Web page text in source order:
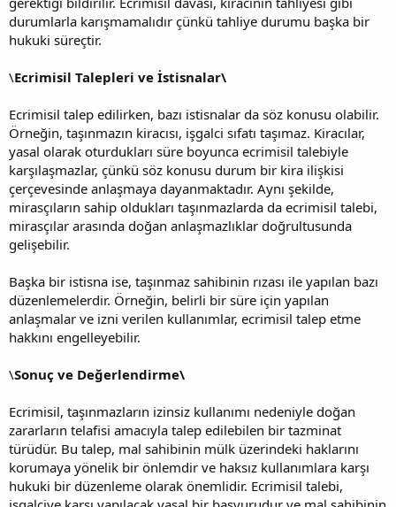
durumlarla karışmamalıdır çünkü tahliye durumu başka bir
hukuki süreçtir.
\Ecrimisil Talepleri ve İstisnalar\
Ecrimisil talep edilirken, bazı istisnalar da söz konusu olabilir.
Örneğin, taşınmazın kiracısı, işgalci sıfatı taşımaz. Kiracılar,
yasal olarak oturdukları süre boyunca ecrimisil talebiyle
karşılaşmazlar, çünkü söz konusu durum bir kira ilişkisi
çerçevesinde anlaşmaya dayanmaktadır. Aynı şekilde,
mirasçıların sahip oldukları taşınmazlarda da ecrimisil talebi,
mirasçılar arasında doğan anlaşmazlıklar doğrultusunda
gelişebilir.
Başka bir istisna ise, taşınmaz sahibinin rızası ile yapılan bazı
düzenlemelerdir. Örneğin, belirli bir süre için yapılan
anlaşmalar ve izni verilen kullanımlar, ecrimisil talep etme
hakkını engelleyebilir.
\Sonuç ve Değerlendirme\
Ecrimisil, taşınmazların izinsiz kullanımı nedeniyle doğan
zararların telafisi amacıyla talep edilebilen bir tazminat
türüdür. Bu talep, mal sahibinin mülk üzerindeki haklarını
korumaya yönelik bir önlemdir ve haksız kullanımlara karşı
hukuki bir düzenleme olarak önemlidir. Ecrimisil talebi,